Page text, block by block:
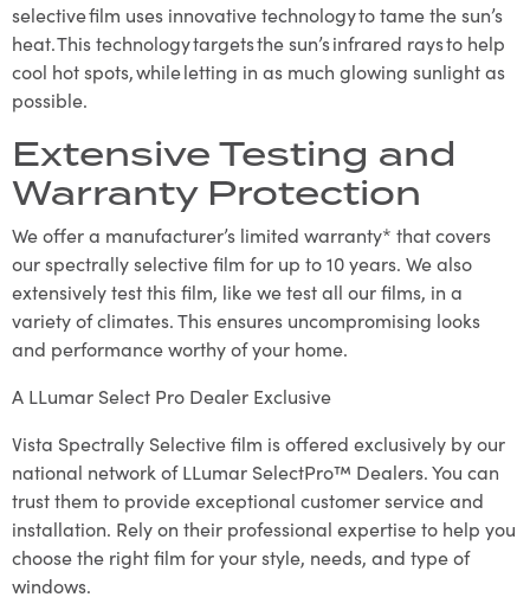
selective film uses innovative technology to tame the sun’s
heat. This technology targets the sun’s infrared rays to help
cool hot spots, while letting in as much glowing sunlight as
possible.
Extensive Testing and
Warranty Protection
We offer a manufacturer’s limited warranty* that covers
our spectrally selective film for up to 10 years. We also
extensively test this film, like we test all our films, in a
variety of climates. This ensures uncompromising looks
and performance worthy of your home.
A LLumar Select Pro Dealer Exclusive
Vista Spectrally Selective film is offered exclusively by our
national network of LLumar SelectPro™ Dealers. You can
trust them to provide exceptional customer service and
installation. Rely on their professional expertise to help you
choose the right film for your style, needs, and type of
windows.